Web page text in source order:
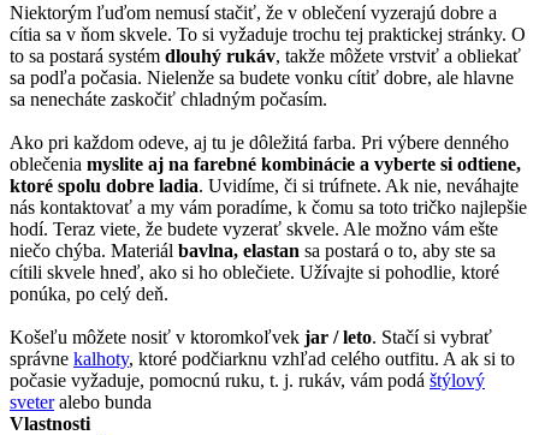
Niektorým ľuďom nemusí stačiť, že v oblečení vyzerajú dobre a
cítia sa v ňom skvele. To si vyžaduje trochu tej praktickej stránky. O
to sa postará systém dlouhý rukáv, takže môžete vrstviť a obliekať
sa podľa počasia. Nielenže sa budete vonku cítiť dobre, ale hlavne
sa nenecháte zaskočiť chladným počasím.
Ako pri každom odeve, aj tu je dôležitá farba. Pri výbere denného
oblečenia myslite aj na farebné kombinácie a vyberte si odtiene,
ktoré spolu dobre ladia. Uvidíme, či si trúfnete. Ak nie, neváhajte
nás kontaktovať a my vám poradíme, k čomu sa toto tričko najlepšie
hodí. Teraz viete, že budete vyzerať skvele. Ale možno vám ešte
niečo chýba. Materiál bavlna, elastan sa postará o to, aby ste sa
cítili skvele hneď, ako si ho oblečiete. Užívajte si pohodlie, ktoré
ponúka, po celý deň.
Košeľu môžete nosiť v ktoromkoľvek jar / leto. Stačí si vybrať
správne kalhoty, ktoré podčiarknu vzhľad celého outfitu. A ak si to
počasie vyžaduje, pomocnú ruku, t. j. rukáv, vám podá štýlový
sveteralebo bunda
Vlastnosti